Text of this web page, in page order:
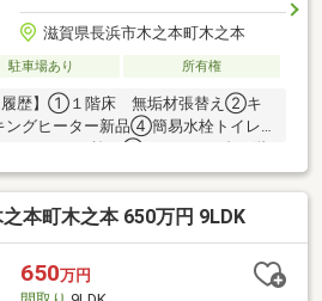
滋賀県長浜市木之本町木之本
駐車場あり 所有権
履歴】①１階床 無垢材張替え②キ
グヒーター新品④簡易水栓トイレ
本町木之本 650万円 9LDK
650万円